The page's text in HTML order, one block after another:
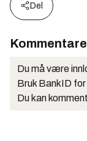
Del
Du må være
Bruk BankID
Du kan